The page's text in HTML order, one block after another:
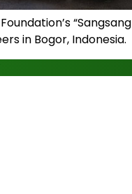
“Sangsang
in Bogor, Indonesia.